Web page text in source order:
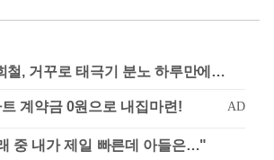
철, 거꾸로 태극기 분노 하루만에…
중 내가 제일 빠른데 아들은…"